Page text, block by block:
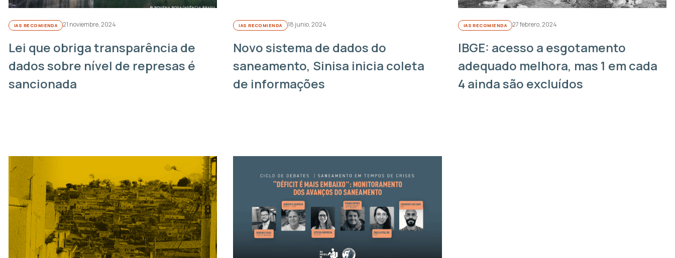
IAS RECOMIENDA 21 noviembre, 2024
Lei que obriga transparência de
dados sobre nível de represas é
sancionada
IAS RECOMIENDA 18 junio, 2024
Novo sistema de dados do
saneamento, Sinisa inicia coleta
de informações
IAS RECOMIENDA 27 febrero, 2024
IBGE: acesso a esgotamento
adequado melhora, mas 1 em cada
4 ainda são excluídos